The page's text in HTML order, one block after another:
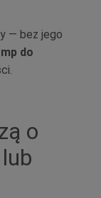
— bez jego
do
o